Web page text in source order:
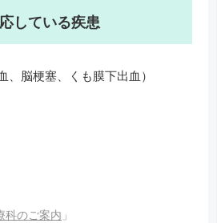
している疾患
、脳梗塞、くも膜下出血）
科のご案内 」